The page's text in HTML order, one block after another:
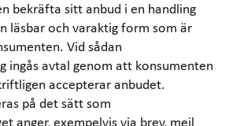
bekräfta sitt anbud i en handling
läsbar och varaktig form som är
Vid sådan
ingås avtal genom att konsumenten
accepterar anbudet.
på det sätt som
anger, exempelvis via brev, mejl